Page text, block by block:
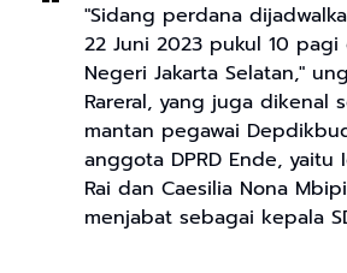
"Sidang perdana
22 Juni 2023 pukul 10
Negeri Jakarta Selatan,"
Rareral, yang juga dikenal
mantan pegawai
anggota DPRD Ende, yaitu
Rai dan Caesilia Nona
menjabat sebagai kepala